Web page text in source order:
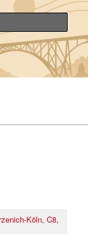
Land e.V.
Köln, C8,